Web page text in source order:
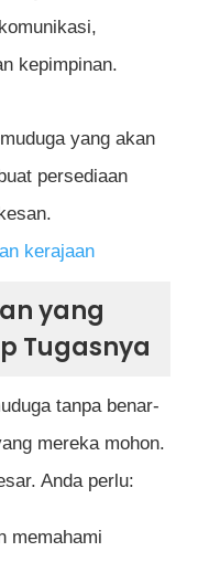
untuk
untuk
tidak tahu
sesi temuduga
kepimpinan.
yang akan
persediaan
yang
Tugasnya
tanpa benar-
mereka mohon.
Anda perlu:
memahami